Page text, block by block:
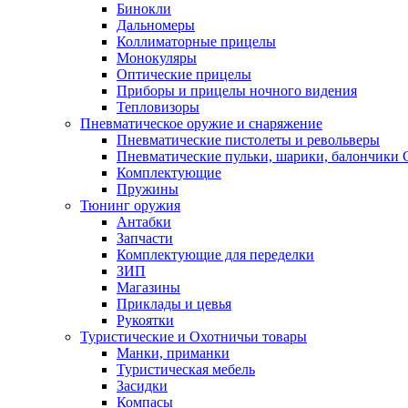
Бинокли
Дальномеры
Коллиматорные прицелы
Монокуляры
Оптические прицелы
Приборы и прицелы ночного видения
Тепловизоры
Пневматическое оружие и снаряжение
Пневматические пистолеты и револьверы
Пневматические пульки, шарики, балончики
Комплектующие
Пружины
Тюнинг оружия
Антабки
Запчасти
Комплектующие для переделки
ЗИП
Магазины
Приклады и цевья
Рукоятки
Туристические и Охотничьи товары
Манки, приманки
Туристическая мебель
Засидки
Компасы